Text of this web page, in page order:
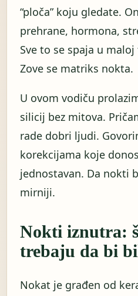
“ploča” koju gledate.
prehrane, hormona,
Sve to se spaja u
Zove se matriks nokta.
U ovom vodiču
silicij bez mitova.
rade dobri ljudi.
korekcijama koje
jednostavan. Da nokti
mirniji.
Nokti iznutra:
trebaju da bi
Nokat je građen od